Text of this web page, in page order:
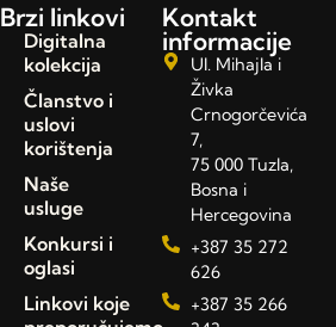
Brzi linkovi
Digitalna
kolekcija
Članstvo i
uslovi
korištenja
Naše
usluge
Konkursi i
oglasi
Linkovi koje
Kontakt
informacije
Ul. Mihajla i
Živka
Crnogorčevića
7,
75 000 Tuzla,
Bosna i
Hercegovina
+387 35 272
626
+387 35 266